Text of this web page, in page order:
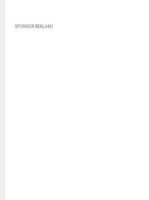
SPONSOR REKLAMI